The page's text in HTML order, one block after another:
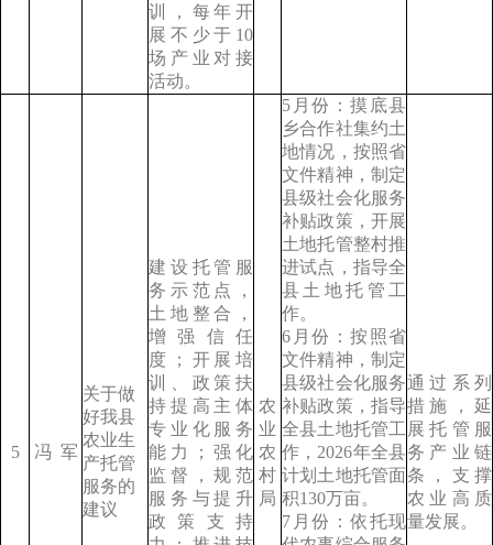
训，每年开
展不少于10
场产业对接
活动。
5 冯 军
关于做
好我县
农业生
产托管
服务的
建议
建设托管服
务示范点，
土地整合，
增强信任
度；开展培
训、政策扶
持提高主体
专业化服务
能力；强化
监督，规范
服务与提升
政策支持
农
业
农
村
局
5月份：摸底县
乡合作社集约土
地情况，按照省
文件精神，制定
县级社会化服务
补贴政策，开展
土地托管整村推
进试点，指导全
县土地托管工
作。
6月份：按照省
文件精神，制定
县级社会化服务
补贴政策，指导
全县土地托管工
作，2026年全县
计划土地托管面
积130万亩。
7月份：依托现
通过系列
措施，延
展托管服
务产业链
条，支撑
农业高质
量发展。